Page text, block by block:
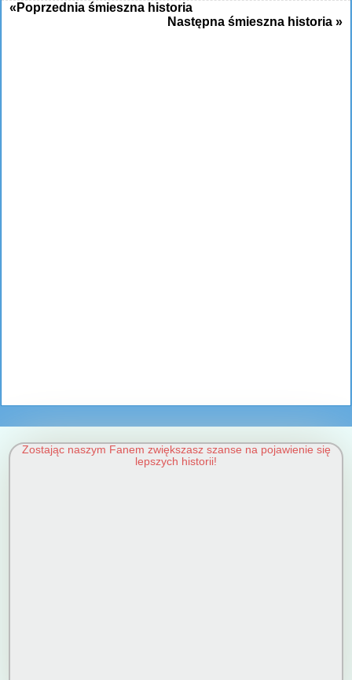
«Poprzednia śmieszna historia
Następna śmieszna historia »
Zostając naszym Fanem zwiększasz szanse na pojawienie się
lepszych historii!